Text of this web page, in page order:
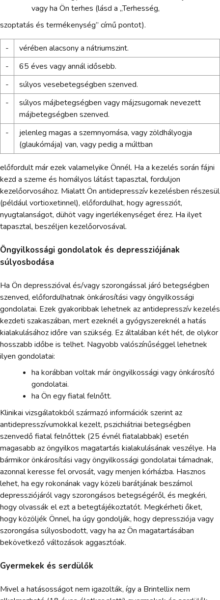
vagy ha Ön terhes (lásd a „Terhesség,
szoptatás és termékenység” című pontot).
-
vérében alacsony a nátriumszint.
-
65 éves vagy annál idősebb.
-
súlyos vesebetegségben szenved.
-
súlyos májbetegségben vagy májzsugornak nevezett
májbetegségben szenved.
-
jelenleg magas a szemnyomása, vagy zöldhályogja
(glaukómája) van, vagy pedig a múltban
előfordult már ezek valamelyike Önnél. Ha a kezelés során fájni
kezd a szeme és homályos látást tapasztal, forduljon
kezelőorvosához. Mialatt Ön antidepresszív kezelésben részesül
(például vortioxetinnel), előfordulhat, hogy agressziót,
nyugtalanságot, dühöt vagy ingerlékenységet érez. Ha ilyet
tapasztal, beszéljen kezelőorvosával.
Öngyilkossági gondolatok és depressziójának
súlyosbodása
Ha Ön depresszióval és/vagy szorongással járó betegségben
szenved, előfordulhatnak önkárosítási vagy öngyilkossági
gondolatai. Ezek gyakoribbak lehetnek az antidepresszív kezelés
kezdeti szakaszában, mert ezeknél a gyógyszereknél a hatás
kialakulásához időre van szükség. Ez általában két hét, de olykor
hosszabb időbe is telhet. Nagyobb valószínűséggel lehetnek
ilyen gondolatai:
ha korábban voltak már öngyilkossági vagy önkárosító
gondolatai.
ha Ön egy fiatal felnőtt.
Klinikai vizsgálatokból származó információk szerint az
antidepresszívumokkal kezelt, pszichiátriai betegségben
szenvedő fiatal felnőttek (25 évnél fiatalabbak) esetén
magasabb az öngyilkos magatartás kialakulásának veszélye. Ha
bármikor önkárosítási vagy öngyilkossági gondolatai támadnak,
azonnal keresse fel orvosát, vagy menjen kórházba. Hasznos
lehet, ha egy rokonának vagy közeli barátjának beszámol
depressziójáról vagy szorongásos betegségéről, és megkéri,
hogy olvassák el ezt a betegtájékoztatót. Megkérheti őket,
hogy közöljék Önnel, ha úgy gondolják, hogy depressziója vagy
szorongása súlyosbodott, vagy ha az Ön magatartásában
bekövetkező változások aggasztóak.
Gyermekek és serdülők
Mivel a hatásosságot nem igazolták, így a Brintellix nem